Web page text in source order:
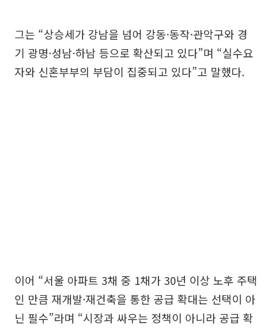
그는 “상승세가 강남을 넘어 강동·동작·관악구와 경
기 광명·성남·하남 등으로 확산되고 있다”며 “실수요
자와 신혼부부의 부담이 집중되고 있다”고 말했다.
이어 “서울 아파트 3채 중 1채가 30년 이상 노후 주택
인 만큼 재개발·재건축을 통한 공급 확대는 선택이 아
닌 필수”라며 “시장과 싸우는 정책이 아니라 공급 확